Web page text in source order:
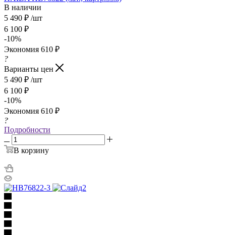
В наличии
5 490 ₽ /шт
6 100 ₽
-10%
Экономия 610 ₽
?
Варианты цен
5 490 ₽ /шт
6 100 ₽
-10%
Экономия 610 ₽
?
Подробности
В корзину